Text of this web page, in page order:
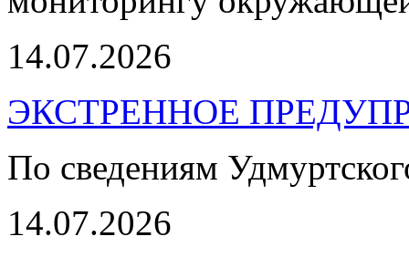
14.07.2026
ЭКСТРЕННОЕ
По сведениям
14.07.2026